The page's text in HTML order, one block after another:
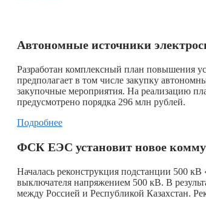
Автономные источники
Разработан комплексный план повышения
предполагает в том числе закупку
закупочные мероприятия. На реализацию
предусмотрено порядка 296 млн рублей.
Подробнее
ФСК ЕЭС установит новое
Началась реконструкция подстанции 500
выключателя напряжением 500 кВ. В
между Россией и Республикой Казахстан.